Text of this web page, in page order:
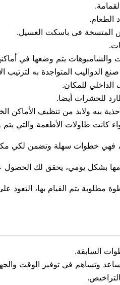
الطعام.
المتسخة فى باسكت الغسيل.
والشامبوهات يتم وضعها في
المتواجدة به لترتيب
للمكان.
للحشرات أيضا.
بيه ولابد من تنظيف الأماكن
كانت طاولات الأطعمة والتي
فهي خطوات سهلة وتضمن لكي
بشكل يومي، يحقق لك
يتم القيام بها،
السابقة.
وتساهم في توفير الوقت